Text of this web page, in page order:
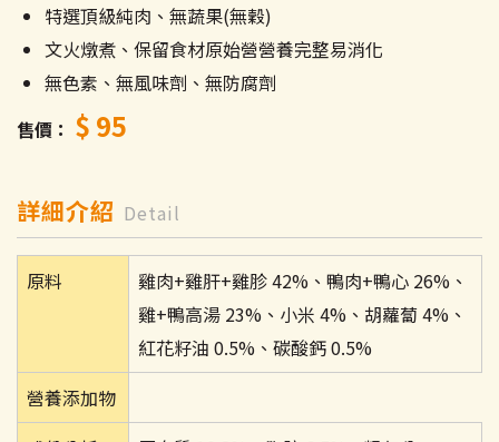
特選頂級純肉、無蔬果(無穀)
文火燉煮、保留食材原始營營養完整易消化
無色素、無風味劑、無防腐劑
售價
$ 95
詳細介紹 Detail
原料
雞肉+雞肝+雞胗 42%、鴨肉+鴨心 26%、
雞+鴨高湯 23%、小米 4%、胡蘿蔔 4%、
紅花籽油 0.5%、碳酸鈣 0.5%
營養添加物